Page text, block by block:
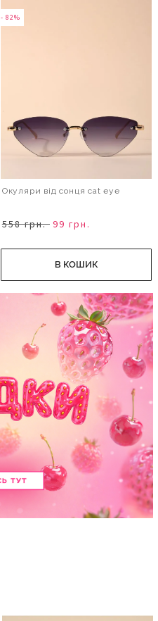
- 82%
Окуляри від сонця cat eye
558 грн. 99 грн.
В КОШИК